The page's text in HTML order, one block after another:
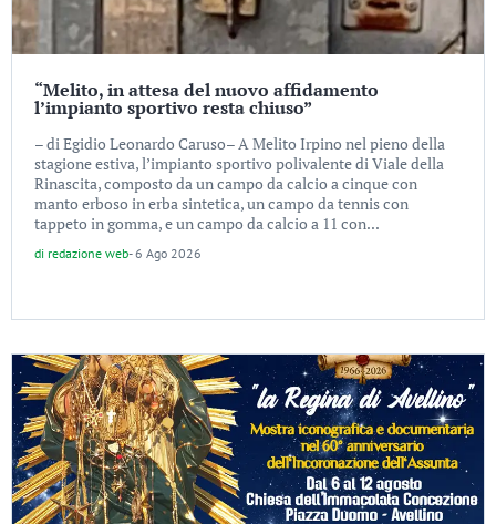
“Melito, in attesa del nuovo affidamento
l’impianto sportivo resta chiuso”
– di Egidio Leonardo Caruso– A Melito Irpino nel pieno della
stagione estiva, l’impianto sportivo polivalente di Viale della
Rinascita, composto da un campo da calcio a cinque con
manto erboso in erba sintetica, un campo da tennis con
tappeto in gomma, e un campo da calcio a 11 con...
di redazione web-6 Ago 2026